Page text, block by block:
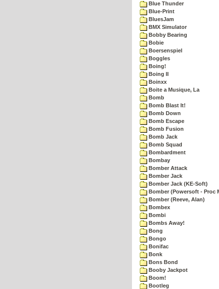
Blue Thunder
Blue-Print
BluesJam
BMX Simulator
Bobby Bearing
Bobie
Boersenspiel
Boggles
Boing!
Boing II
Boinxx
Boite a Musique, La
Bomb
Bomb Blast It!
Bomb Down
Bomb Escape
Bomb Fusion
Bomb Jack
Bomb Squad
Bombardment
Bombay
Bomber Attack
Bomber Jack
Bomber Jack (KE-Soft)
Bomber (Powersoft - Proc
Bomber (Reeve, Alan)
Bombex
Bombi
Bombs Away!
Bong
Bongo
Bonifac
Bonk
Bons Bond
Booby Jackpot
Boom!
Bootleg